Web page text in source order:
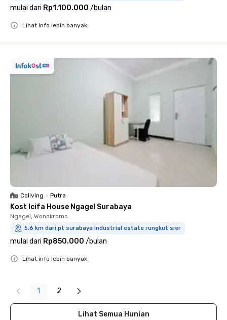
mulai dari Rp1.100.000 /bulan
Lihat info lebih banyak
Coliving • Putra
Kost Icifa House Ngagel Surabaya
Ngagel, Wonokromo
5.6 km dari pt surabaya industrial estate rungkut sier
mulai dari Rp850.000 /bulan
Lihat info lebih banyak
1 2
Lihat Semua Hunian